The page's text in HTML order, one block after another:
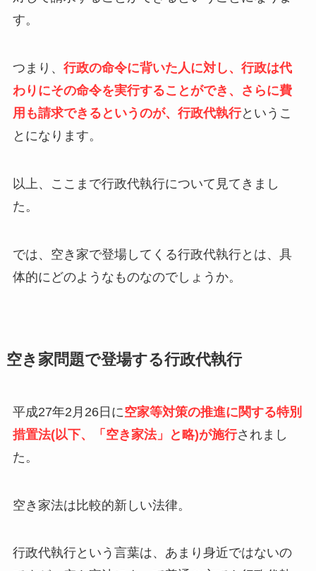
す。
つまり、 行政の命令に背いた人に対し、行政は代
わりにその命令を実行することができ、さらに費
用も請求できるというのが、行政代執行というこ
とになります。
以上、ここまで行政代執行について見てきまし
た。
では、空き家で登場してくる行政代執行とは、具
体的にどのようなものなのでしょうか。
空き家問題で登場する行政代執行
平成27年2月26日に空家等対策の推進に関する特別
措置法(以下、「空き家法」と略)が施行されまし
た。
空き家法は比較的新しい法律。
行政代執行という言葉は、あまり身近ではないの